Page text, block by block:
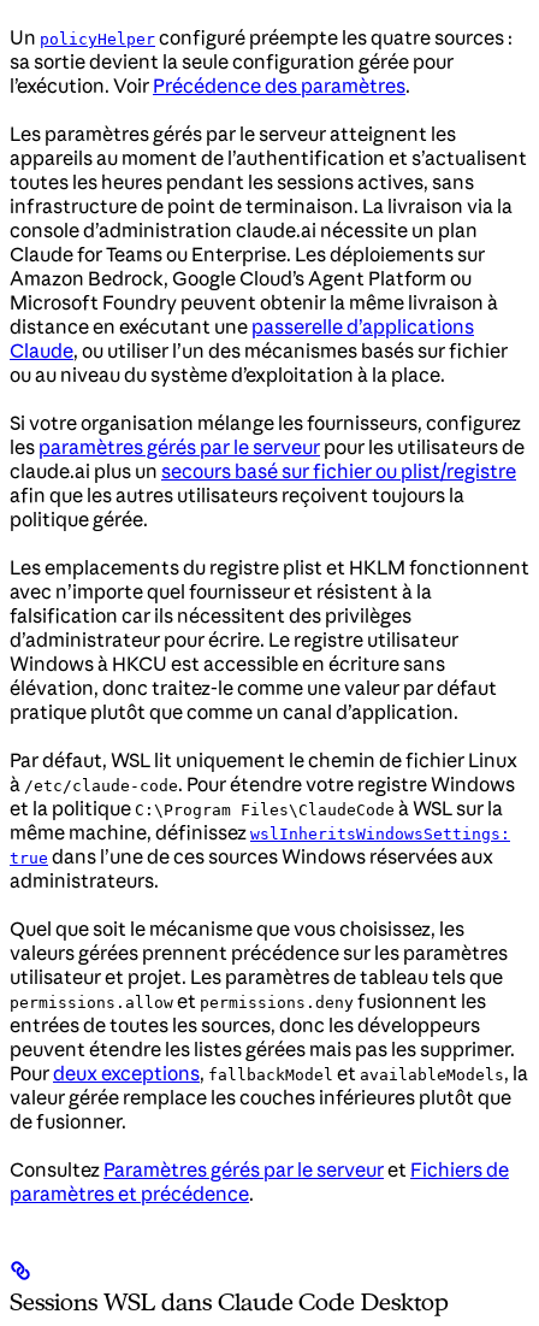
Un policyHelper configuré préempte les quatre sources :
sa sortie devient la seule configuration gérée pour
l’exécution. Voir Précédence des paramètres.
Les paramètres gérés par le serveur atteignent les
appareils au moment de l’authentification et s’actualisent
toutes les heures pendant les sessions actives, sans
infrastructure de point de terminaison. La livraison via la
console d’administration claude.ai nécessite un plan
Claude for Teams ou Enterprise. Les déploiements sur
Amazon Bedrock, Google Cloud’s Agent Platform ou
Microsoft Foundry peuvent obtenir la même livraison à
distance en exécutant une passerelle d’applications
Claude, ou utiliser l’un des mécanismes basés sur fichier
ou au niveau du système d’exploitation à la place.
Si votre organisation mélange les fournisseurs, configurez
les paramètres gérés par le serveur pour les utilisateurs de
claude.ai plus un secours basé sur fichier ou plist/registre
afin que les autres utilisateurs reçoivent toujours la
politique gérée.
Les emplacements du registre plist et HKLM fonctionnent
avec n’importe quel fournisseur et résistent à la
falsification car ils nécessitent des privilèges
d’administrateur pour écrire. Le registre utilisateur
Windows à HKCU est accessible en écriture sans
élévation, donc traitez-le comme une valeur par défaut
pratique plutôt que comme un canal d’application.
Par défaut, WSL lit uniquement le chemin de fichier Linux
à /etc/claude-code. Pour étendre votre registre Windows
et la politique C:\Program Files\ClaudeCode à WSL sur la
même machine, définissez wslInheritsWindowsSettings:
true dans l’une de ces sources Windows réservées aux
administrateurs.
Quel que soit le mécanisme que vous choisissez, les
valeurs gérées prennent précédence sur les paramètres
utilisateur et projet. Les paramètres de tableau tels que
permissions.allow et permissions.deny fusionnent les
entrées de toutes les sources, donc les développeurs
peuvent étendre les listes gérées mais pas les supprimer.
Pourdeux exceptions, fallbackModel et availableModels, la
valeur gérée remplace les couches inférieures plutôt que
de fusionner.
Consultez Paramètres gérés par le serveuret Fichiers de
paramètres et précédence.
Sessions WSL dans Claude Code Desktop